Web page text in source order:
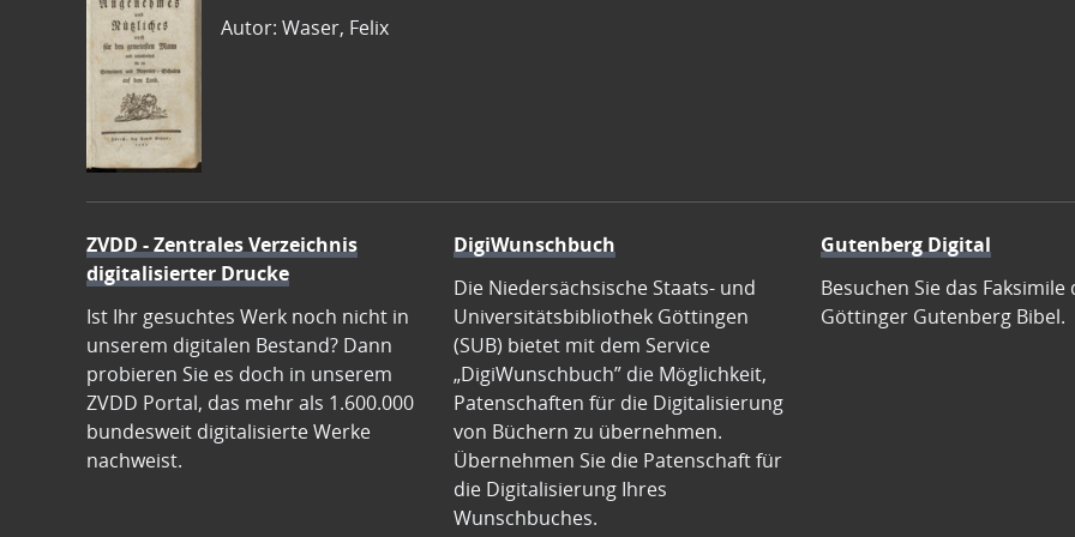
Autor: Waser, Felix
ZVDD - Zentrales Verzeichnis
digitalisierter Drucke
Ist Ihr gesuchtes Werk noch nicht in
unserem digitalen Bestand? Dann
probieren Sie es doch in unserem
ZVDD Portal, das mehr als 1.600.000
bundesweit digitalisierte Werke
nachweist.
DigiWunschbuch
Die Niedersächsische Staats- und
Universitätsbibliothek Göttingen
(SUB) bietet mit dem Service
„DigiWunschbuch” die Möglichkeit,
Patenschaften für die Digitalisierung
von Büchern zu übernehmen.
Übernehmen Sie die Patenschaft für
die Digitalisierung Ihres
Wunschbuches.
Gutenberg Digital
Besuchen Sie das Faksimile
Göttinger Gutenberg Bibel.